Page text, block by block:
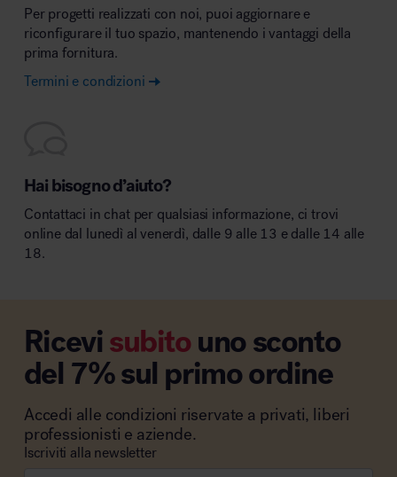
Per progetti realizzati con noi, puoi aggiornare e
riconfigurare il tuo spazio, mantenendo i vantaggi della
prima fornitura.
Termini e condizioni
Hai bisogno d’aiuto?
Contattaci in chat per qualsiasi informazione, ci trovi
online dal lunedì al venerdì, dalle 9 alle 13 e dalle 14 alle
18.
Ricevisubitouno sconto
del 7% sul primo ordine
Accedi alle condizioni riservate a privati, liberi
professionisti e aziende.
Iscriviti alla newsletter